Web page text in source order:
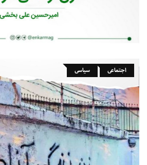
اجتماعی سیاسی